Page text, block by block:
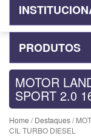
PRODUTOS
MOTOR
SPORT 2.0
Home /Destaques/
CIL TURBO DIESEL